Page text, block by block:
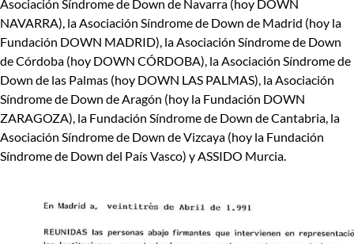
Asociación Síndrome de Down de Navarra (hoy DOWN
NAVARRA), la Asociación Síndrome de Down de Madrid (hoy la
Fundación DOWN MADRID), la Asociación Síndrome de Down
de Córdoba (hoy DOWN CÓRDOBA), la Asociación Síndrome de
Down de las Palmas (hoy DOWN LAS PALMAS), la Asociación
Síndrome de Down de Aragón (hoy la Fundación DOWN
ZARAGOZA), la Fundación Síndrome de Down de Cantabria, la
Asociación Síndrome de Down de Vizcaya (hoy la Fundación
Síndrome de Down del País Vasco) y ASSIDO Murcia.